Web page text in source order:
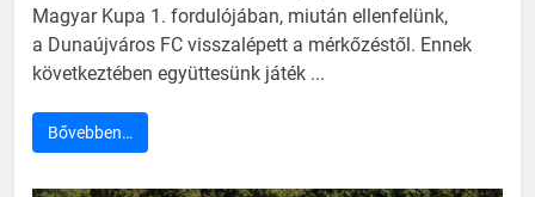
Magyar Kupa 1. fordulójában, miután ellenfelünk,
a Dunaújváros FC visszalépett a mérkőzéstől. Ennek
következtében együttesünk játék ...
Bővebben…